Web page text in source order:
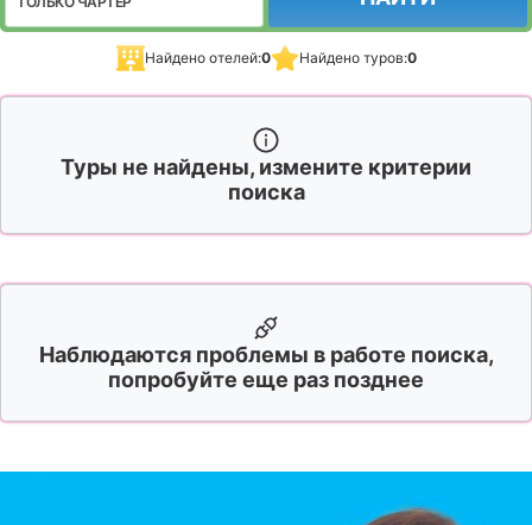
Найдено отелей:0 Найдено туров:0
Туры не найдены, измените критерии
поиска
Наблюдаются проблемы в работе поиска,
попробуйте еще раз позднее